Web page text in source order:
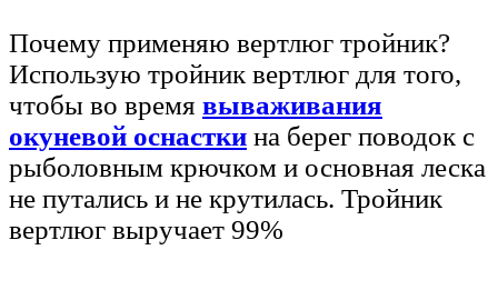
Почему применяю вертлюг тройник?
Использую тройник вертлюг для того,
чтобы во время вываживания
окуневой оснастки на берег поводок с
рыболовным крючком и основная леска
не путались и не крутилась. Тройник
вертлюг выручает 99%